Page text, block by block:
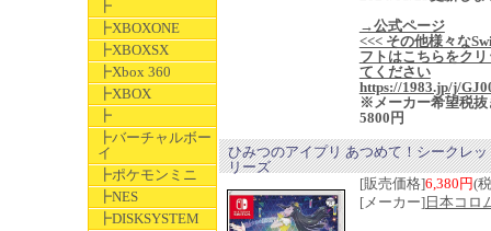
┣
┣XBOXONE
┣XBOXSX
┣Xbox 360
┣XBOX
┣
┣バーチャルボー
イ
┣ポケモンミニ
┣NES
┣DISKSYSTEM
→公式ページ
<<< その他様々な
フトはこちらをク
てください
https://1983.jp/j/
※メーカー希望税抜
5800円
ひみつのアイプリ あつめて！シークレ
リーズ
[販売価格]6,380円(
[メーカー]日本コロ